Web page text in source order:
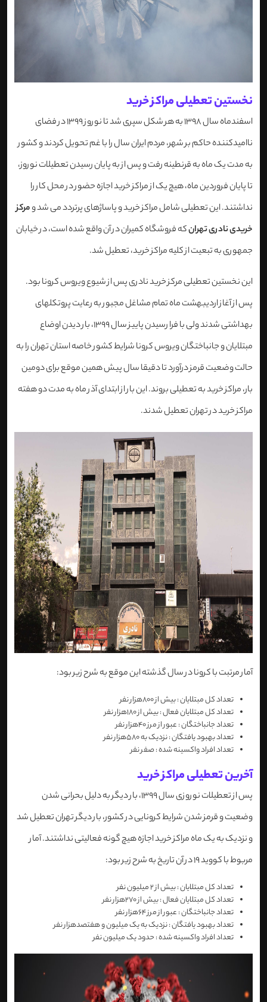
نخستین تعطیلی مراکز خرید
اسفندماه سال 1398 به هر شکل سپری شد تا نوروز 1399 در فضای
ناامیدکننده حاکم بر شهر، مردم ایران سال را با غم تحویل کردند و کشور
به مدت یک ماه به قرنطینه رفت و پس از به پایان رسیدن تعطیلات نوروز،
تا پایان فروردین ماه، هیچ یک از مراکز خرید اجازه حضور در محل کار را
نداشتند. این تعطیلی شامل مراکز خرید و پاساژهای پرتردد می شد ومرکز
خریدی نادری تهرانکه فروشگاه کمیران در آن واقع شده است، در خیابان
جمهوری به تبعیت از کلیه مراکز خرید، تعطیل شد.
این نخستین تعطیلی مرکز خرید نادری پس از شیوع ویروس کرونا بود.
پس از آغاز اردیبهشت ماه تمام مشاغل مجبور به رعایت پروتکلهای
بهداشتی شدند ولی با فرا رسیدن پاییز سال 1399، بار دیدن اوضاع
مبتلایان و جانباختگان ویروس کرونا شرایط کشور خاصه استان تهران را به
حالت وضعیت قرمز درآورد تا دقیقا سال پیش همین موقع برای دومین
بار، مراکز خرید به تعطیلی بروند. این بار از ابتدای آذر ماه به مدت دو هفته
مراکز خرید در تهران تعطیل شدند.
آمار مرتبت با کرونا در سال گذشته این موقع به شرح زیر بود:
تعداد کل مبتلایان : بیش از 800هزار نفر
تعداد کل مبتلایان فعال : بیش از 180هزار نفر
تعداد جانباختگان : عبور از مرز 40هزار نفر
تعداد بهبود یافتگان : نزدیک به 580هزار نفر
تعداد افراد واکسینه شده : صفر نفر
آخرین تعطیلی مراکز خرید
پس از تعطیلات نوروزی سال 1399، بار دیگر به دلیل بحرانی شدن
وضعیت و قرمز شدن شرایط کرونایی در کشور، بار دیگر تهران تعطیل شد
و نزدیک به یک ماه مراکز خرید اجازه هیچ گونه فعالیتی نداشتند. آمار
مربوط با کووید 19 در آن تاریخ به شرح زیر بود:
تعداد کل مبتلایان : بیش از 2 میلیون نفر
تعداد کل مبتلایان فعال : بیش از 270هزار نفر
تعداد جانباختگان : عبور از مرز 64هزار نفر
تعداد بهبود یافتگان : نزدیک به یک میلیون و هفتصدهزار نفر
تعداد افراد واکسینه شده : حدود یک میلیون نفر